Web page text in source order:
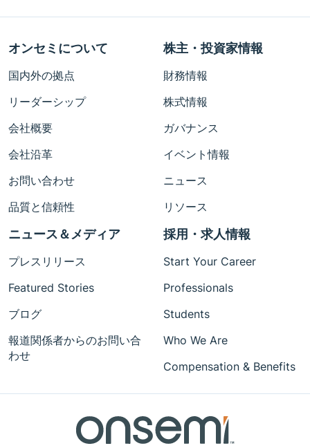
オンセミについて
国内外の拠点
リーダーシップ
会社概要
会社沿革
お問い合わせ
品質と信頼性
株主・投資家情報
財務情報
株式情報
ガバナンス
イベント情報
ニュース
リソース
ニュース＆メディア
プレスリリース
Featured Stories
ブログ
報道関係者からのお問い合
わせ
採用・求人情報
Start Your Career
Professionals
Students
Who We Are
Compensation & Benefits